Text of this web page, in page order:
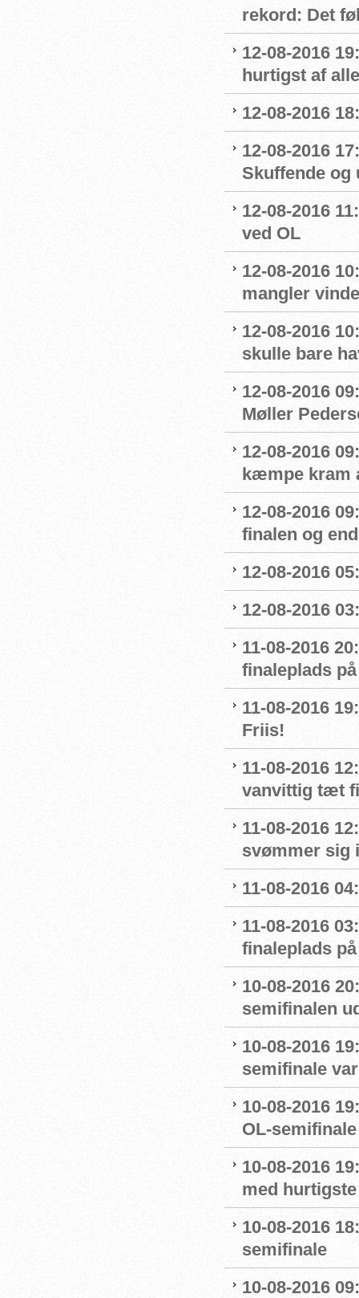
rekord: Det
12-08-2016
hurtigst af
12-08-2016
12-08-2016
Skuffende
12-08-2016
ved OL
12-08-2016
mangler
12-08-2016
skulle bare
12-08-2016
Møller
12-08-2016
kæmpe kram
12-08-2016
finalen og
12-08-2016
12-08-2016
11-08-2016
finaleplads
11-08-2016
Friis!
11-08-2016
vanvittig tæt
11-08-2016
svømmer sig
11-08-2016
11-08-2016
finaleplads
10-08-2016
semifinalen
10-08-2016
semifinale
10-08-2016
OL-
10-08-2016
med
10-08-2016
semifinale
10-08-2016